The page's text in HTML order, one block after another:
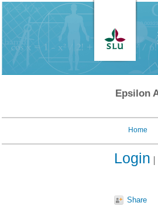
Epsilon
Home
Login
Share